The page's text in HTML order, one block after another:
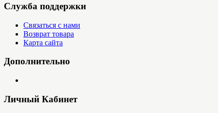
Служба поддержки
Связаться с нами
Возврат товара
Карта сайта
Дополнительно
Личный Кабинет